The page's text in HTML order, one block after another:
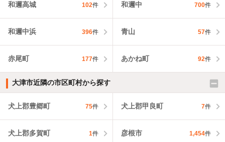
和邇高城 102件 和邇中 700件
和邇中浜 396件 青山 57件
赤尾町 177件 あかね町 92件
大津市近隣の市区町村から探す
犬上郡豊郷町 75件 犬上郡甲良町 7件
犬上郡多賀町 1件 彦根市 1,454件